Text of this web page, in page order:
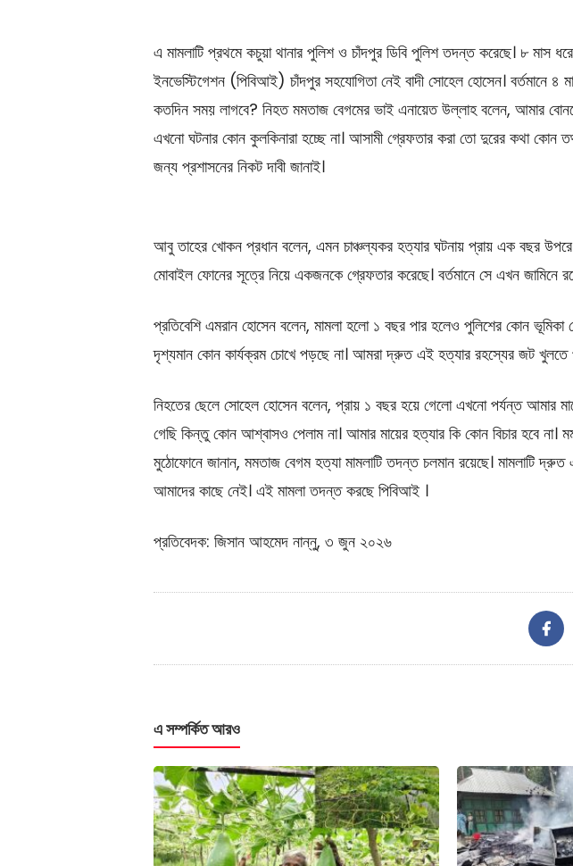
এ মামলাটি প্রথমে কচুয়া থানার পুলিশ ও চাঁদপুর ডিবি পুলিশ তদন্ত করেছে। ৮ মাস
ইনভেস্টিগেশন (পিবিআই) চাঁদপুর সহযোগিতা নেই বাদী সোহেল হোসেন। বর্তমানে
কতদিন সময় লাগবে? নিহত মমতাজ বেগমের ভাই এনায়েত উল্লাহ বলেন, আমার
এখনো ঘটনার কোন কুলকিনারা হচ্ছে না। আসামী গ্রেফতার করা তো দুরের কথা কোন
জন্য প্রশাসনের নিকট দাবী জানাই।
আবু তাহের খোকন প্রধান বলেন, এমন চাঞ্চল্যকর হত্যার ঘটনায় প্রায় এক বছর
মোবাইল ফোনের সূত্রে নিয়ে একজনকে গ্রেফতার করেছে। বর্তমানে সে এখন জামিনে
প্রতিবেশি এমরান হোসেন বলেন, মামলা হলো ১ বছর পার হলেও পুলিশের কোন ভূমিকা
দৃশ্যমান কোন কার্যক্রম চোখে পড়ছে না। আমরা দ্রুত এই হত্যার রহস্যের জট খুলতে
নিহতের ছেলে সোহেল হোসেন বলেন, প্রায় ১ বছর হয়ে গেলো এখনো পর্যন্ত আমার
গেছি কিন্তু কোন আশ্বাসও পেলাম না। আমার মায়ের হত্যার কি কোন বিচার হবে না।
মুঠোফোনে জানান, মমতাজ বেগম হত্যা মামলাটি তদন্ত চলমান রয়েছে। মামলাটি
আমাদের কাছে নেই। এই মামলা তদন্ত করছে পিবিআই ।
প্রতিবেদক: জিসান আহমেদ নান্নু, ৩ জুন ২০২৬
এ সম্পর্কিত আরও